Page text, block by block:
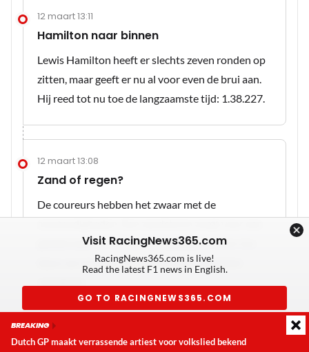
12 maart 13:11
Hamilton naar binnen
Lewis Hamilton heeft er slechts zeven ronden op
zitten, maar geeft er nu al voor even de brui aan.
Hij reed tot nu toe de langzaamste tijd: 1.38.227.
12 maart 13:08
Zand of regen?
De coureurs hebben het zwaar met de
gladde baan en de coureurs glibberen af en toe
bijna van de baan. Er worden geen toptijden
12 maart 13:06
Laatste update: vrijdag 7 augustus 2026 20:08
Visit RacingNews365.com
RacingNews365.com is live!
Read the latest F1 news in English.
GO TO RACINGNEWS365.COM
BREAKING
Dutch GP maakt verrassende artiest voor volkslied bekend